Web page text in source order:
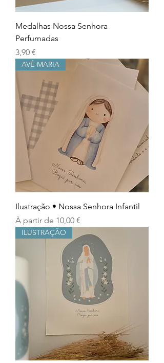
Medalhas Nossa Senhora
Perfumadas
Prix
3,90 €
AVÉ-MARIA
Ilustração • Nossa Senhora Infantil
À partir de 10,00 €
Prix promotionnel
ILUSTRAÇÃO